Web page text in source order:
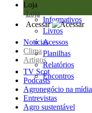
Loja
Loja
Informativos
Livros
Acessos
Planilhas
Relatórios
Encontros
Acessar
Notícias
Clima
Artigos
TV Scot
Podcasts
Agronegócio na mídia
Entrevistas
Agro sustentável